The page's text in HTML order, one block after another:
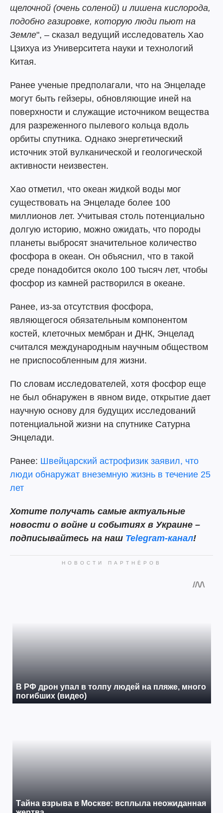
щелочной (очень соленой) и лишена кислорода,
подобно газировке, которую люди пьют на
Земле", – сказал ведущий исследователь Хао
Цзихуа из Университета науки и технологий
Китая.
Ранее ученые предполагали, что на Энцеладе
могут быть гейзеры, обновляющие иней на
поверхности и служащие источником вещества
для разреженного пылевого кольца вдоль
орбиты спутника. Однако энергетический
источник этой вулканической и геологической
активности неизвестен.
Хао отметил, что океан жидкой воды мог
существовать на Энцеладе более 100
миллионов лет. Учитывая столь потенциально
долгую историю, можно ожидать, что породы
планеты выбросят значительное количество
фосфора в океан. Он объяснил, что в такой
среде понадобится около 100 тысяч лет, чтобы
фосфор из камней растворился в океане.
Ранее, из-за отсутствия фосфора,
являющегося обязательным компонентом
костей, клеточных мембран и ДНК, Энцелад
считался международным научным обществом
не приспособленным для жизни.
По словам исследователей, хотя фосфор еще
не был обнаружен в явном виде, открытие дает
научную основу для будущих исследований
потенциальной жизни на спутнике Сатурна
Энцелади.
Ранее: Швейцарский астрофизик заявил, что
люди обнаружат внеземную жизнь в течение 25
лет
Хотите получать самые актуальные
новости о войне и событиях в Украине –
подписывайтесь на наш Telegram-канал!